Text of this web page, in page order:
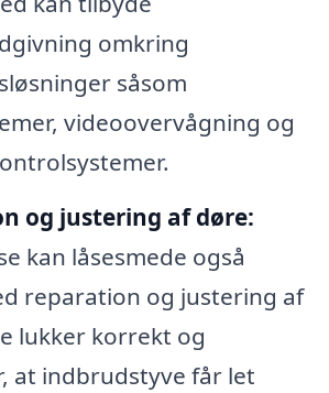
omkring
såsom
videoovervågning og
og justering af døre:
kan låsesmede også
reparation og justering af
lukker korrekt og
at indbrudstyve får let